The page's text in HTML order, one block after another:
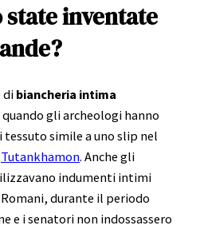
state inventate
di biancheria intima
quando gli archeologi hanno
simile a uno slip nel
Tutankhamon. Anche gli
indumenti intimi
durante il periodo
e i senatori non indossassero